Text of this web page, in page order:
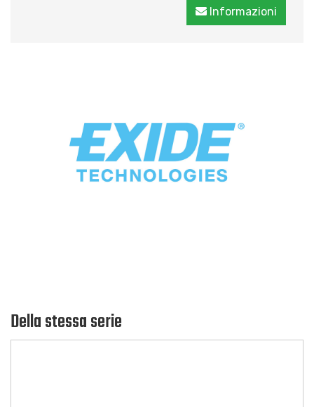
Informazioni
Della stessa serie